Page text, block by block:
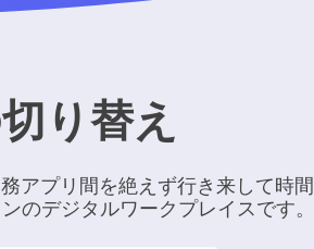
り替え
アプリ間を絶えず行き来して時間
のデジタルワークプレイスです。